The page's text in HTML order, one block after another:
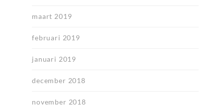
maart 2019
februari 2019
januari 2019
december 2018
november 2018